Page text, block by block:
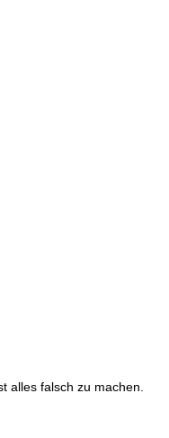
alles falsch zu machen.